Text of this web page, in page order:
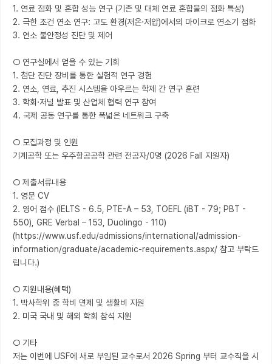
1. 연료 점화 및 혼합 성능 연구 (기존 및 대체 연료 혼합물의 점화 특성)
2. 극한 조건 연소 연구: 고도 환경(저온·저압)에서의 마이크로 연소기 점화
3. 연소 불안정성 진단 및 제어
○ 연구실에서 얻을 수 있는 기회
1. 첨단 진단 장비를 통한 실험적 연구 경험
2. 연소, 연료, 추진 시스템을 아우르는 학제 간 연구 훈련
3. 학회·저널 발표 및 산업체 협력 연구 참여
4. 국제 공동 연구를 통한 폭넓은 네트워크 구축
○ 모집과정 및 인원
기계공학 또는 우주항공공학 관련 전공자/0명 (2026 Fall 지원자)
○ 제출서류내용
1. 영문 CV
2. 영어 점수 (IELTS - 6.5, PTE-A – 53, TOEFL (iBT - 79; PBT -
550), GRE Verbal – 153, Duolingo - 110)
(https://www.usf.edu/admissions/international/admission-
information/graduate/academic-requirements.aspx/ 참고 부탁드
립니다.)
○ 지원내용(혜택)
1. 박사학위 중 학비 면제 및 생활비 지원
2. 미국 국내 및 해외 학회 참석 지원
○ 기타
저는 이번에 USF에 새로 부임된 교수로서 2026 Spring 부터 교수직을 시